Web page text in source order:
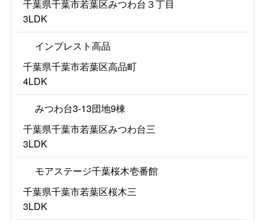
千葉県千葉市若葉区みつわ台３丁目
3LDK
インプレスト高品
千葉県千葉市若葉区高品町
4LDK
みつわ台3-13団地9棟
千葉県千葉市若葉区みつわ台三
3LDK
モアステージ千葉桜木壱番館
千葉県千葉市若葉区桜木三
3LDK